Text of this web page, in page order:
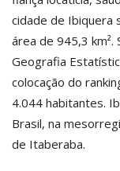
cidade de Ibiquera
área de 945,3
Geografia
colocação do
4.044 habitantes.
Brasil, na
de Itaberaba.